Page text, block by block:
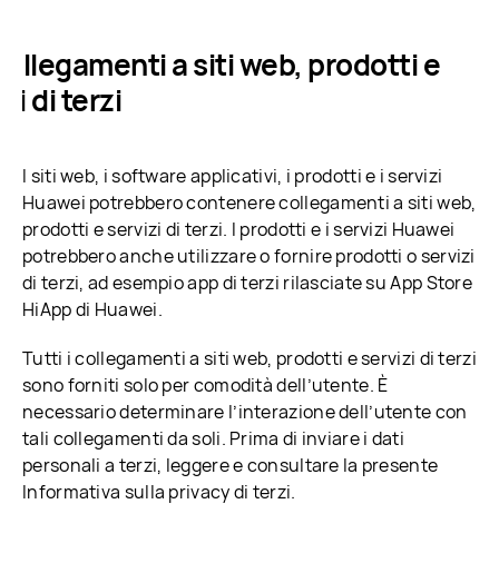
a siti web, prodotti e
di terzi
I siti web, i software applicativi, i prodotti e i servizi
Huawei potrebbero contenere collegamenti a siti web,
prodotti e servizi di terzi. I prodotti e i servizi Huawei
potrebbero anche utilizzare o fornire prodotti o servizi
di terzi, ad esempio app di terzi rilasciate su App Store
HiApp di Huawei.
Tutti i collegamenti a siti web, prodotti e servizi di terzi
sono forniti solo per comodità dell’utente. È
necessario determinare l’interazione dell’utente con
tali collegamenti da soli. Prima di inviare i dati
personali a terzi, leggere e consultare la presente
Informativa sulla privacy di terzi.